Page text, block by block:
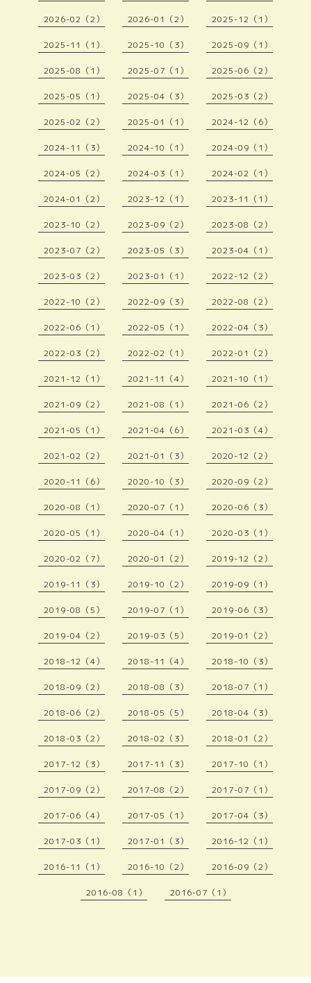
2026-02（2） 2026-01（2） 2025-12（1）
2025-11（1） 2025-10（3） 2025-09（1）
2025-08（1） 2025-07（1） 2025-06（2）
2025-05（1） 2025-04（3） 2025-03（2）
2025-02（2） 2025-01（1） 2024-12（6）
2024-11（3） 2024-10（1） 2024-09（1）
2024-05（2） 2024-03（1） 2024-02（1）
2024-01（2） 2023-12（1） 2023-11（1）
2023-10（2） 2023-09（2） 2023-08（2）
2023-07（2） 2023-05（3） 2023-04（1）
2023-03（2） 2023-01（1） 2022-12（2）
2022-10（2） 2022-09（3） 2022-08（2）
2022-06（1） 2022-05（1） 2022-04（3）
2022-03（2） 2022-02（1） 2022-01（2）
2021-12（1） 2021-11（4） 2021-10（1）
2021-09（2） 2021-08（1） 2021-06（2）
2021-05（1） 2021-04（6） 2021-03（4）
2021-02（2） 2021-01（3） 2020-12（2）
2020-11（6） 2020-10（3） 2020-09（2）
2020-08（1） 2020-07（1） 2020-06（3）
2020-05（1） 2020-04（1） 2020-03（1）
2020-02（7） 2020-01（2） 2019-12（2）
2019-11（3） 2019-10（2） 2019-09（1）
2019-08（5） 2019-07（1） 2019-06（3）
2019-04（2） 2019-03（5） 2019-01（2）
2018-12（4） 2018-11（4） 2018-10（3）
2018-09（2） 2018-08（3） 2018-07（1）
2018-06（2） 2018-05（5） 2018-04（3）
2018-03（2） 2018-02（3） 2018-01（2）
2017-12（3） 2017-11（3） 2017-10（1）
2017-09（2） 2017-08（2） 2017-07（1）
2017-06（4） 2017-05（1） 2017-04（3）
2017-03（1） 2017-01（3） 2016-12（1）
2016-11（1） 2016-10（2） 2016-09（2）
2016-08（1） 2016-07（1）